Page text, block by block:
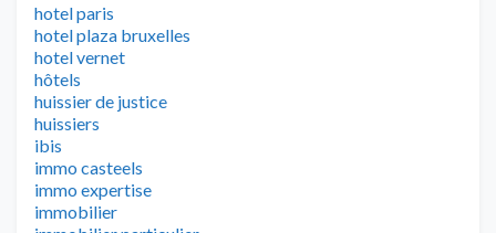
hotel paris
hotel plaza bruxelles
hotel vernet
hôtels
huissier de justice
huissiers
ibis
immo casteels
immo expertise
immobilier